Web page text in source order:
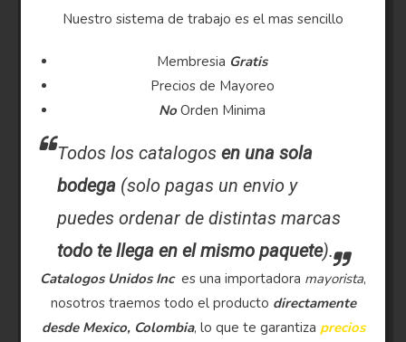
Nuestro sistema de trabajo es el mas sencillo
Membresia Gratis
Precios de Mayoreo
No Orden Minima
Todos los catalogosen una sola
bodega (solo pagas un envio y
puedes ordenar de distintas marcas
todo te llega en el mismo paquete).
Catalogos Unidos Inc es una importadora mayorista,
nosotros traemos todo el producto directamente
desde Mexico, Colombia, lo que te garantiza precios